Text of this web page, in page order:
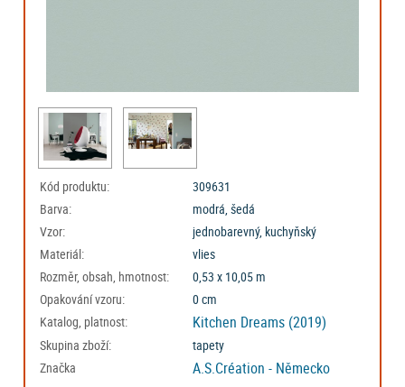
Kód produktu:
309631
Barva:
modrá, šedá
Vzor:
jednobarevný, kuchyňský
Materiál:
vlies
Rozměr, obsah, hmotnost:
0,53 x 10,05 m
Opakování vzoru:
0 cm
Katalog, platnost:
Kitchen Dreams (2019)
Skupina zboží:
tapety
Značka
A.S.Création - Německo